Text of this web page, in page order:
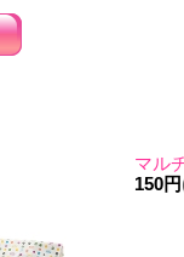
マル
150円